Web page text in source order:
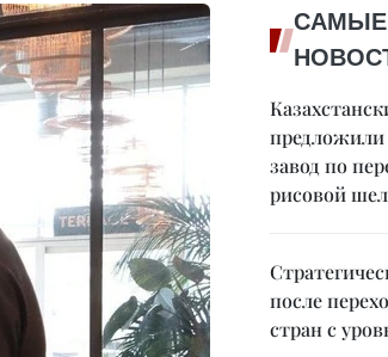
САМЫЕ
предложили
завод по
рисовой
после
стран с